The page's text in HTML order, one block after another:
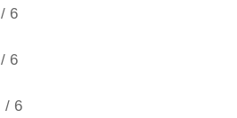
/ 6
/ 6
/ 6